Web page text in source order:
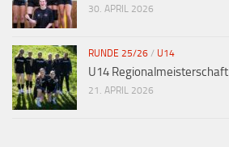
30. APRIL 2026
RUNDE 25/26 / U14
U14 Regionalmeisterschaft
21. APRIL 2026